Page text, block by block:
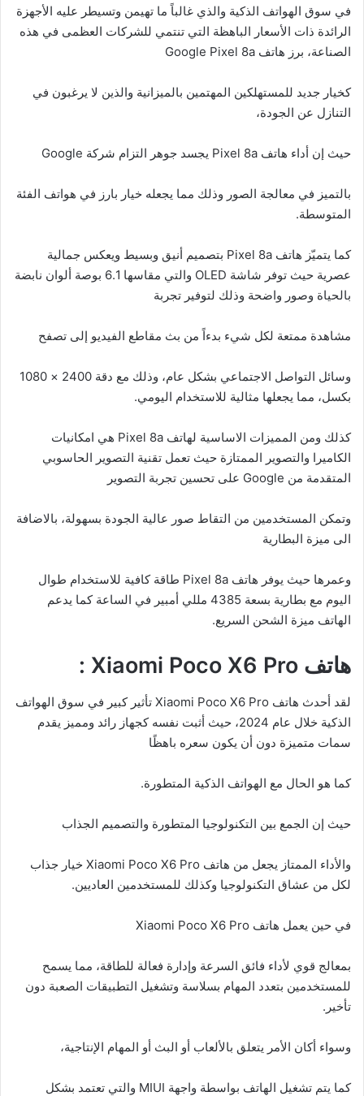
في سوق الهواتف الذكية والذي غالباً ما تهيمن وتسيطر عليه الأجهزة
الرائدة ذات الأسعار الباهظة التي تنتمي للشركات العظمى في هذه
الصناعة، برز هاتف Google Pixel 8a
كخيار جديد للمستهلكين المهتمين بالميزانية والذين لا يرغبون في
التنازل عن الجودة،
حيث إن أداء هاتف Pixel 8a يجسد جوهر التزام شركة Google
بالتميز في معالجة الصور وذلك مما يجعله خيار بارز في هواتف الفئة
المتوسطة.
كما يتميّز هاتف Pixel 8a بتصميم أنيق وبسيط ويعكس جمالية
عصرية حيث توفر شاشة OLED والتي مقاسها 6.1 بوصة ألوان نابضة
بالحياة وصور واضحة وذلك لتوفير تجربة
مشاهدة ممتعة لكل شيء بدءاً من بث مقاطع الفيديو إلى تصفح
وسائل التواصل الاجتماعي بشكل عام، وذلك مع دقة 2400 × 1080
بكسل، مما يجعلها مثالية للاستخدام اليومي.
كذلك ومن المميزات الاساسية لهاتف Pixel 8a هي امكانيات
الكاميرا والتصوير الممتازة حيث تعمل تقنية التصوير الحاسوبي
المتقدمة من Google على تحسين تجربة التصوير
وتمكن المستخدمين من التقاط صور عالية الجودة بسهولة، بالاضافة
الى ميزة البطارية
وعمرها حيث يوفر هاتف Pixel 8a طاقة كافية للاستخدام طوال
اليوم مع بطارية بسعة 4385 مللي أمبير في الساعة كما يدعم
الهاتف ميزة الشحن السريع.
هاتف Xiaomi Poco X6 Pro :
لقد أحدث هاتف Xiaomi Poco X6 Pro تأثير كبير في سوق الهواتف
الذكية خلال عام 2024، حيث أثبت نفسه كجهاز رائد ومميز يقدم
سمات متميزة دون أن يكون سعره باهظًا
كما هو الحال مع الهواتف الذكية المتطورة.
حيث إن الجمع بين التكنولوجيا المتطورة والتصميم الجذاب
والأداء الممتاز يجعل من هاتف Xiaomi Poco X6 Pro خيار جذاب
لكل من عشاق التكنولوجيا وكذلك للمستخدمين العاديين.
في حين يعمل هاتف Xiaomi Poco X6 Pro
بمعالج قوي لأداء فائق السرعة وإدارة فعالة للطاقة، مما يسمح
للمستخدمين بتعدد المهام بسلاسة وتشغيل التطبيقات الصعبة دون
تأخير.
وسواء أكان الأمر يتعلق بالألعاب أو البث أو المهام الإنتاجية،
كما يتم تشغيل الهاتف بواسطة واجهة MIUI والتي تعتمد بشكل